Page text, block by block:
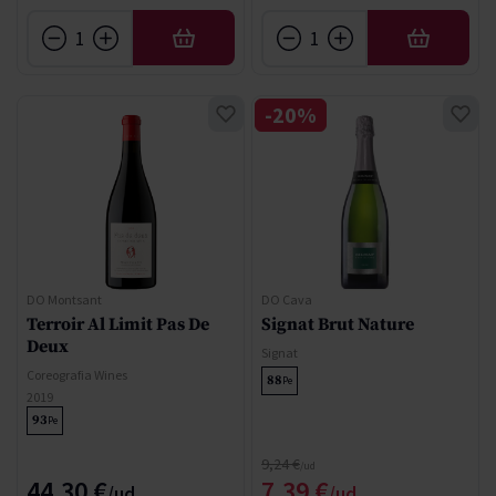
AÑADIR AÑADIR
DO Montsant
Terroir Al Limit Pas De
Deux
Coreografia Wines
2019
93Pe
DO Cava
Signat Brut Nature
Signat
88Pe
Precio normal
9,24 €
-20%